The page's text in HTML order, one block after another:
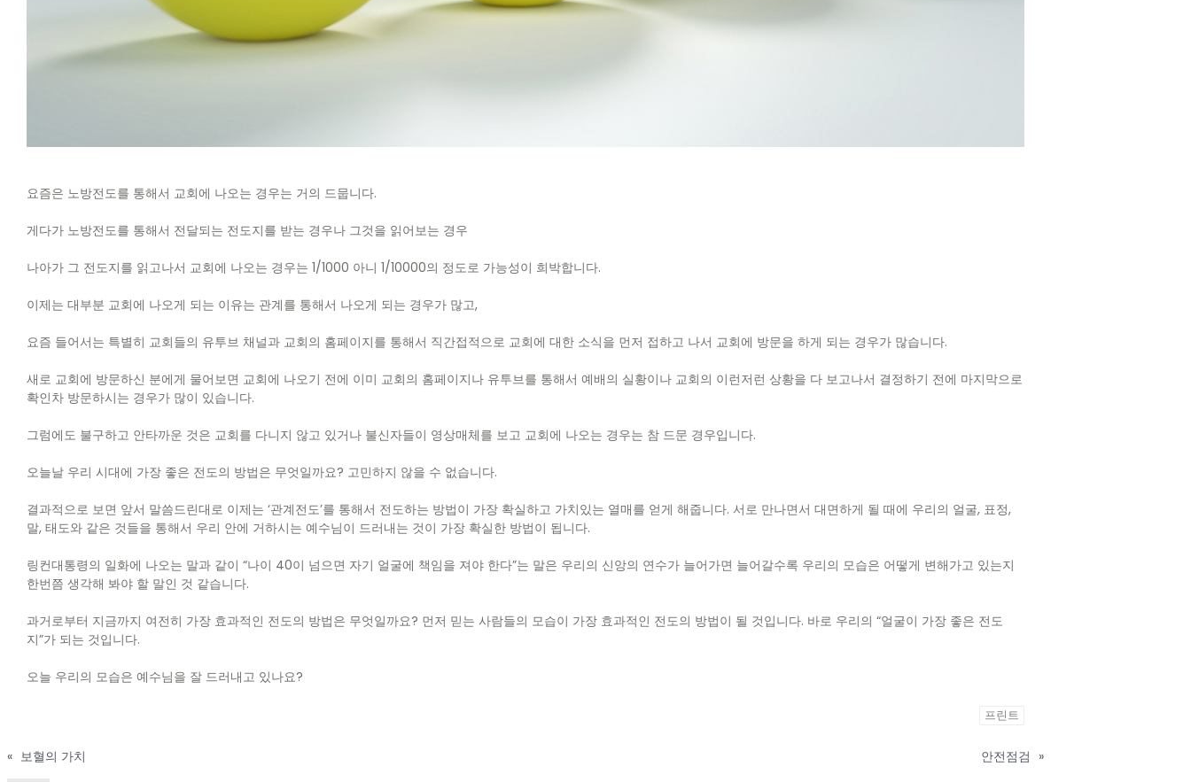
요즘은 노방전도를 통해서 교회에 나오는 경우는 거의 드뭅니다.
게다가 노방전도를 통해서 전달되는 전도지를 받는 경우나 그것을 읽어보는 경우
나아가 그 전도지를 읽고나서 교회에 나오는 경우는 1/1000 아니 1/10000의 정도로 가능성이 희박합니다.
이제는 대부분 교회에 나오게 되는 이유는 관계를 통해서 나오게 되는 경우가 많고,
요즘 들어서는 특별히 교회들의 유투브 채널과 교회의 홈페이지를 통해서 직간접적으로 교회에 대한 소식을 먼저 접하고 나서 교회에 방문을 하게 되는 경우가 많습니다.
새로 교회에 방문하신 분에게 물어보면 교회에 나오기 전에 이미 교회의 홈페이지나 유투브를 통해서 예배의 실황이나 교회의 이런저런 상황을 다 보고나서 결정하기 전에 마지막으로
확인차 방문하시는 경우가 많이 있습니다.
그럼에도 불구하고 안타까운 것은 교회를 다니지 않고 있거나 불신자들이 영상매체를 보고 교회에 나오는 경우는 참 드문 경우입니다.
오늘날 우리 시대에 가장 좋은 전도의 방법은 무엇일까요? 고민하지 않을 수 없습니다.
결과적으로 보면 앞서 말씀드린대로 이제는 ‘관계전도’를 통해서 전도하는 방법이 가장 확실하고 가치있는 열매를 얻게 해줍니다. 서로 만나면서 대면하게 될 때에 우리의 얼굴, 표정,
말, 태도와 같은 것들을 통해서 우리 안에 거하시는 예수님이 드러내는 것이 가장 확실한 방법이 됩니다.
링컨대통령의 일화에 나오는 말과 같이 “나이 40이 넘으면 자기 얼굴에 책임을 져야 한다”는 말은 우리의 신앙의 연수가 늘어가면 늘어갈수록 우리의 모습은 어떻게 변해가고 있는지
한번쯤 생각해 봐야 할 말인 것 같습니다.
과거로부터 지금까지 여전히 가장 효과적인 전도의 방법은 무엇일까요? 먼저 믿는 사람들의 모습이 가장 효과적인 전도의 방법이 될 것입니다. 바로 우리의 “얼굴이 가장 좋은 전도
지”가 되는 것입니다.
오늘 우리의 모습은 예수님을 잘 드러내고 있나요?
프린트
« 보혈의 가치 안전점검 »